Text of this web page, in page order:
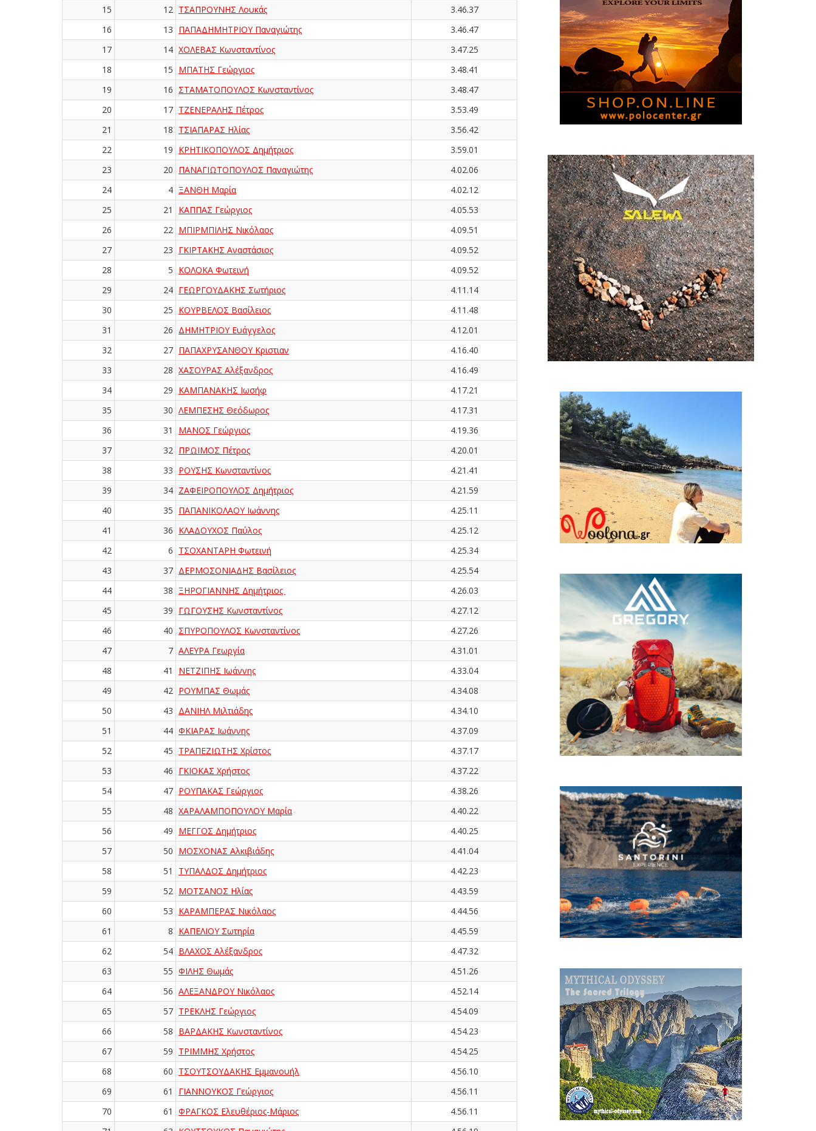
15
12 ΤΣΑΠΡΟΥΝΗΣ Λουκάς
3.46.37
16
13 ΠΑΠΑΔΗΜΗΤΡΙΟΥ Παναγιώτης
3.46.47
17
14 ΧΟΛΕΒΑΣ Κωνσταντίνος
3.47.25
18
15 ΜΠΑΤΗΣ Γεώργιος
3.48.41
19
16 ΣΤΑΜΑΤΟΠΟΥΛΟΣ Κωνσταντίνος
3.48.47
20
17 ΤΖΕΝΕΡΑΛΗΣ Πέτρος
3.53.49
21
18 ΤΣΙΑΠΑΡΑΣ Ηλίας
3.56.42
22
19 ΚΡΗΤΙΚΟΠΟΥΛΟΣ Δημήτριος
3.59.01
23
20 ΠΑΝΑΓΙΩΤΟΠΟΥΛΟΣ Παναγιώτης
4.02.06
24
4 ΞΑΝΘΗ Μαρία
4.02.12
25
21 ΚΑΠΠΑΣ Γεώργιος
4.05.53
26
22 ΜΠΙΡΜΠΙΛΗΣ Νικόλαος
4.09.51
27
23 ΓΚΙΡΤΑΚΗΣ Αναστάσιος
4.09.52
28
5 ΚΟΛΟΚΑ Φωτεινή
4.09.52
29
24 ΓΕΩΡΓΟΥΔΑΚΗΣ Σωτήριος
4.11.14
30
25 ΚΟΥΡΒΕΛΟΣ Βασίλειος
4.11.48
31
26 ΔΗΜΗΤΡΙΟΥ Ευάγγελος
4.12.01
32
27 ΠΑΠΑΧΡΥΣΑΝΘΟΥ Κριστιαν
4.16.40
33
28 ΧΑΣΟΥΡΑΣ Αλέξανδρος
4.16.49
34
29 ΚΑΜΠΑΝΑΚΗΣ Ιωσήφ
4.17.21
35
30 ΛΕΜΠΕΣΗΣ Θεόδωρος
4.17.31
36
31 ΜΑΝΟΣ Γεώργιος
4.19.36
37
32 ΠΡΩΙΜΟΣ Πέτρος
4.20.01
38
33 ΡΟΥΣΗΣ Κωνσταντίνος
4.21.41
39
34 ΖΑΦΕΙΡΟΠΟΥΛΟΣ Δημήτριος
4.21.59
40
35 ΠΑΠΑΝΙΚΟΛΑΟΥ Ιωάννης
4.25.11
41
36 ΚΛΑΔΟΥΧΟΣ Παύλος
4.25.12
42
6 ΤΣΟΧΑΝΤΑΡΗ Φωτεινή
4.25.34
43
37 ΔΕΡΜΟΣΟΝΙΑΔΗΣ Βασίλειος
4.25.54
44
38 ΞΗΡΟΓΙΑΝΝΗΣ Δημήτριος
4.26.03
45
39 ΓΩΓΟΥΣΗΣ Κωνσταντίνος
4.27.12
46
40 ΣΠΥΡΟΠΟΥΛΟΣ Κωνσταντίνος
4.27.26
47
7 ΑΛΕΥΡΑ Γεωργία
4.31.01
48
41 ΝΕΤΖΙΠΗΣ Ιωάννης
4.33.04
49
42 ΡΟΥΜΠΑΣ Θωμάς
4.34.08
50
43 ΔΑΝΙΗΛ Μιλτιάδης
4.34.10
51
44 ΦΚΙΑΡΑΣ Ιωάννης
4.37.09
52
45 ΤΡΑΠΕΖΙΩΤΗΣ Χρίστος
4.37.17
53
46 ΓΚΙΟΚΑΣ Χρήστος
4.37.22
54
47 ΡΟΥΠΑΚΑΣ Γεώργιος
4.38.26
55
48 ΧΑΡΑΛΑΜΠΟΠΟΥΛΟΥ Μαρία
4.40.22
56
49 ΜΕΓΓΟΣ Δημήτριος
4.40.25
57
50 ΜΟΣΧΟΝΑΣ Αλκιβιάδης
4.41.04
58
51 ΤΥΠΑΛΔΟΣ Δημήτριος
4.42.23
59
52 ΜΟΤΣΑΝΟΣ Ηλίας
4.43.59
60
53 ΚΑΡΑΜΠΕΡΑΣ Νικόλαος
4.44.56
61
8 ΚΑΠΕΛΙΟΥ Σωτηρία
4.45.59
62
54 ΒΛΑΧΟΣ Αλέξανδρος
4.47.32
63
55 ΦΙΛΗΣ Θωμάς
4.51.26
64
56 ΑΛΕΞΑΝΔΡΟΥ Νικόλαος
4.52.14
65
57 ΤΡΕΚΛΗΣ Γεώργιος
4.54.09
66
58 ΒΑΡΔΑΚΗΣ Κωνσταντίνος
4.54.23
67
59 ΤΡΙΜΜΗΣ Χρήστος
4.54.25
68
60 ΤΣΟΥΤΣΟΥΔΑΚΗΣ Εμμανουήλ
4.56.10
69
61 ΓΙΑΝΝΟΥΚΟΣ Γεώργιος
4.56.11
70
61 ΦΡΑΓΚΟΣ Ελευθέριος-Μάριος
4.56.11